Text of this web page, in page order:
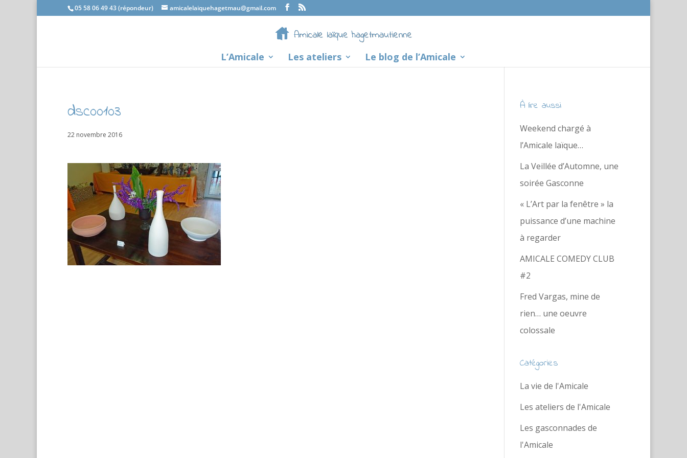
05 58 06 49 43 (répondeur) amicalelaiquehagetmau@gmail.com
L’Amicale Les ateliers Le blog de l’Amicale
dsc00103
22 novembre 2016
À lire aussi
Weekend chargé à
l’Amicale laïque…
La Veillée d’Automne, une
soirée Gasconne
« L’Art par la fenêtre » la
puissance d’une machine
à regarder
AMICALE COMEDY CLUB
#2
Fred Vargas, mine de
rien… une oeuvre
colossale
Catégories
La vie de l'Amicale
Les ateliers de l'Amicale
Les gasconnades de
l'Amicale